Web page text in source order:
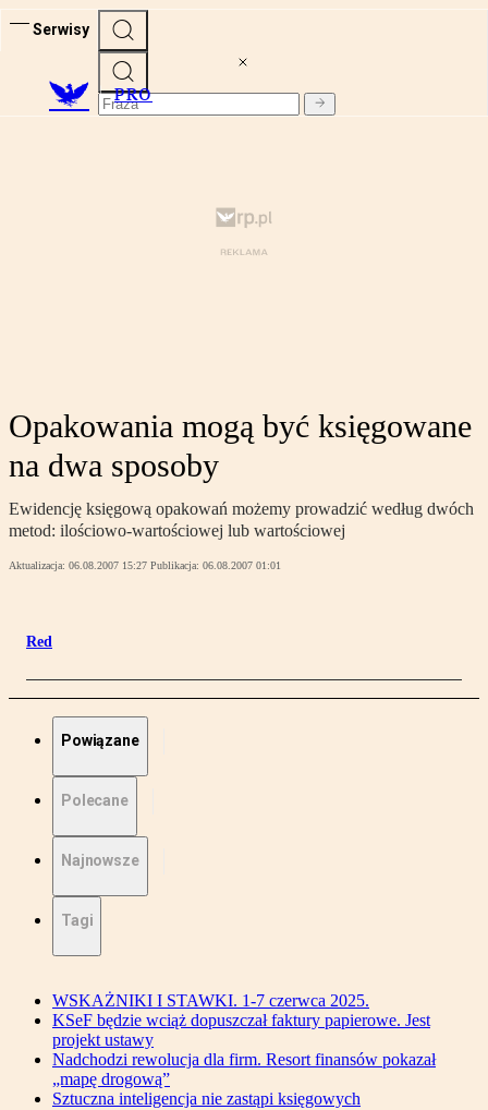
Serwisy
PRO
Opakowania mogą być księgowane
na dwa sposoby
Ewidencję księgową opakowań możemy prowadzić według dwóch
metod: ilościowo-wartościowej lub wartościowej
Aktualizacja: 06.08.2007 15:27 Publikacja: 06.08.2007 01:01
Red
Powiązane
Polecane
Najnowsze
Tagi
WSKAŻNIKI I STAWKI. 1-7 czerwca 2025.
KSeF będzie wciąż dopuszczał faktury papierowe. Jest
projekt ustawy
Nadchodzi rewolucja dla firm. Resort finansów pokazał
„mapę drogową”
Sztuczna inteligencja nie zastąpi księgowych